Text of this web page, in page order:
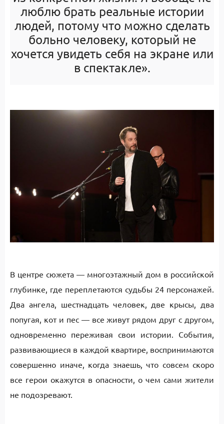
люблю брать реальные истории
людей, потому что можно сделать
больно человеку, который не
хочется увидеть себя на экране или
в спектакле».
В центре сюжета — многоэтажный дом в российской
глубинке, где переплетаются судьбы 24 персонажей.
Два ангела, шестнадцать человек, две крысы, два
попугая, кот и пес — все живут рядом друг с другом,
одновременно переживая свои истории. События,
развивающиеся в каждой квартире, воспринимаются
совершенно иначе, когда знаешь, что совсем скоро
все герои окажутся в опасности, о чем сами жители
не подозревают.